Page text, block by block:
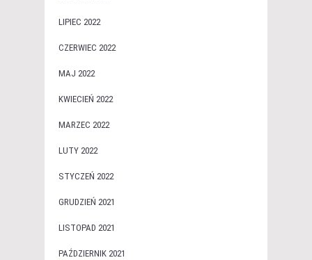
LIPIEC 2022
CZERWIEC 2022
MAJ 2022
KWIECIEŃ 2022
MARZEC 2022
LUTY 2022
STYCZEŃ 2022
GRUDZIEŃ 2021
LISTOPAD 2021
PAŹDZIERNIK 2021